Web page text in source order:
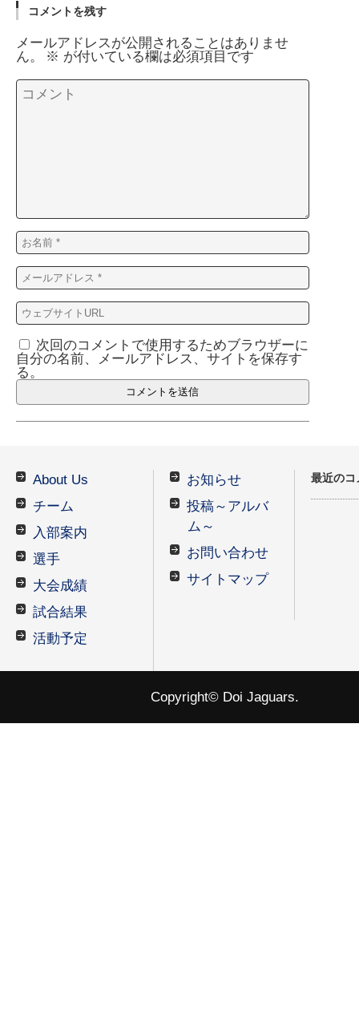
コメントを残す
メールアドレスが公開されることはありませ
ん。
※ が付いている欄は必須項目です
次回のコメントで使用するためブラウザーに
自分の名前、メールアドレス、サイトを保存す
る。
About Us
チーム
入部案内
選手
大会成績
試合結果
活動予定
お知らせ
投稿～アルバ
ム～
お問い合わせ
サイトマップ
最近のコ
Copyright© Doi Jaguars.